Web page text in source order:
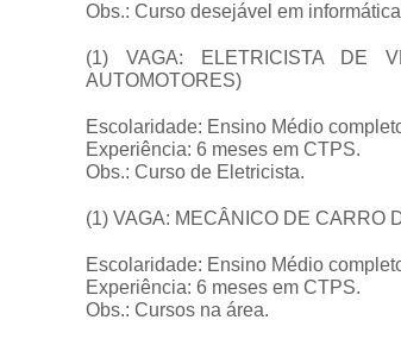
Obs.: Curso desejável em
(1) VAGA: ELETRICISTA DE
AUTOMOTORES)
Escolaridade: Ensino Médio
Experiência: 6 meses em CTPS.
Obs.: Curso de Eletricista.
(1) VAGA: MECÂNICO DE CARRO
Escolaridade: Ensino Médio
Experiência: 6 meses em CTPS.
Obs.: Cursos na área.